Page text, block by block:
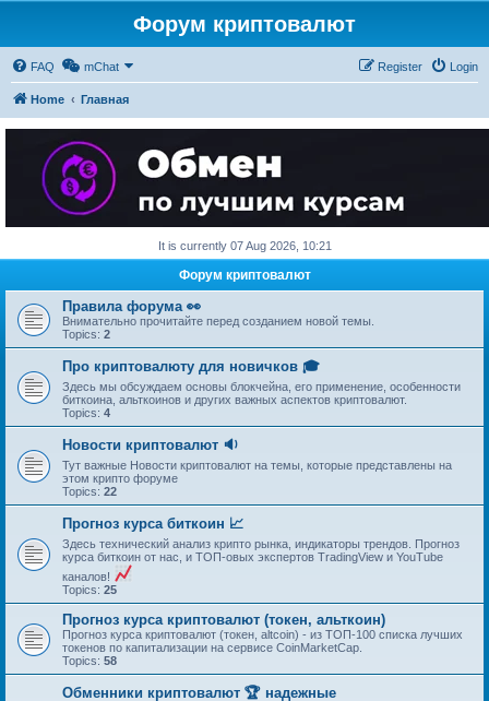
Форум криптовалют
FAQ mChat Login
Register
Home Главная
It is currently 07 Aug 2026, 10:21
Форум криптовалют
Правила форума 👀
Внимательно прочитайте перед созданием новой темы.
Topics: 2
Про криптовалюту для новичков 🎓
Здесь мы обсуждаем основы блокчейна, его применение, особенности
биткоина, альткоинов и других важных аспектов криптовалют.
Topics: 4
Новости криптовалют 🔉
Тут важные Новости криптовалют на темы, которые представлены на
этом крипто форуме
Topics: 22
Прогноз курса биткоин 📈
Здесь технический анализ крипто рынка, индикаторы трендов. Прогноз
курса биткоин от нас, и ТОП-овых экспертов TradingView и YouTube
каналов!
Topics: 25
Прогноз курса криптовалют (токен, альткоин)
Прогноз курса криптовалют (токен, altcoin) - из ТОП-100 списка лучших
токенов по капитализации на сервисе CoinMarketCap.
Topics: 58
Обменники криптовалют 🏆 надежные